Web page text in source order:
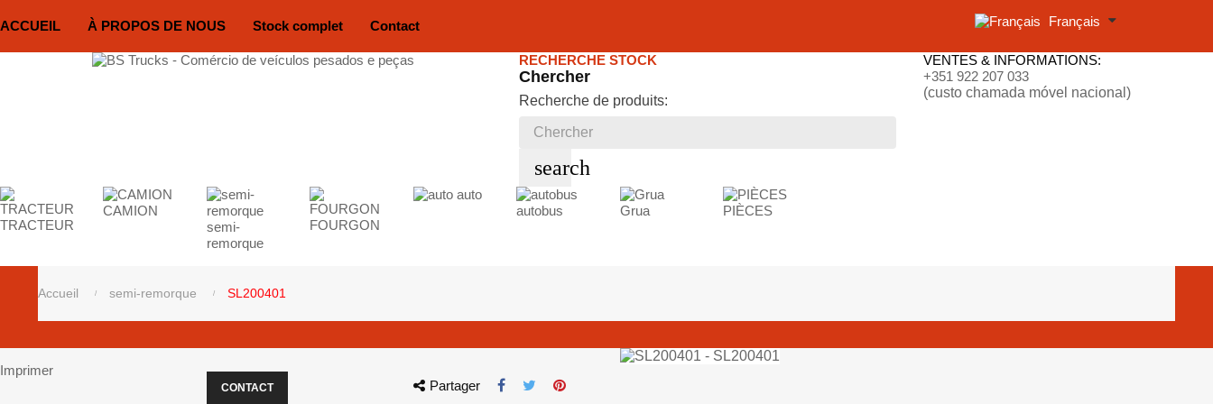
ACCUEIL À PROPOS DE NOUS Stock complet Contact Français
RECHERCHE STOCK
Chercher
Recherche de produits:
search
VENTES & INFORMATIONS:
+351 922 207 033
(custo chamada móvel nacional)
TRACTEUR
CAMION
semi-
remorque
FOURGON
auto
autobus
Grua PIÈCES
Accueil semi-remorque SL200401
Imprimer
CONTACT Partager